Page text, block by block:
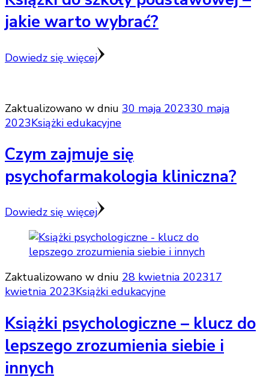
jakie warto wybrać?
Dowiedz się więcej
Zaktualizowano w dniu 30 maja 202330 maja
2023Książki edukacyjne
Czym zajmuje się
psychofarmakologia kliniczna?
Dowiedz się więcej
Zaktualizowano w dniu 28 kwietnia 202317
kwietnia 2023Książki edukacyjne
Książki psychologiczne – klucz do
lepszego zrozumienia siebie i
innych